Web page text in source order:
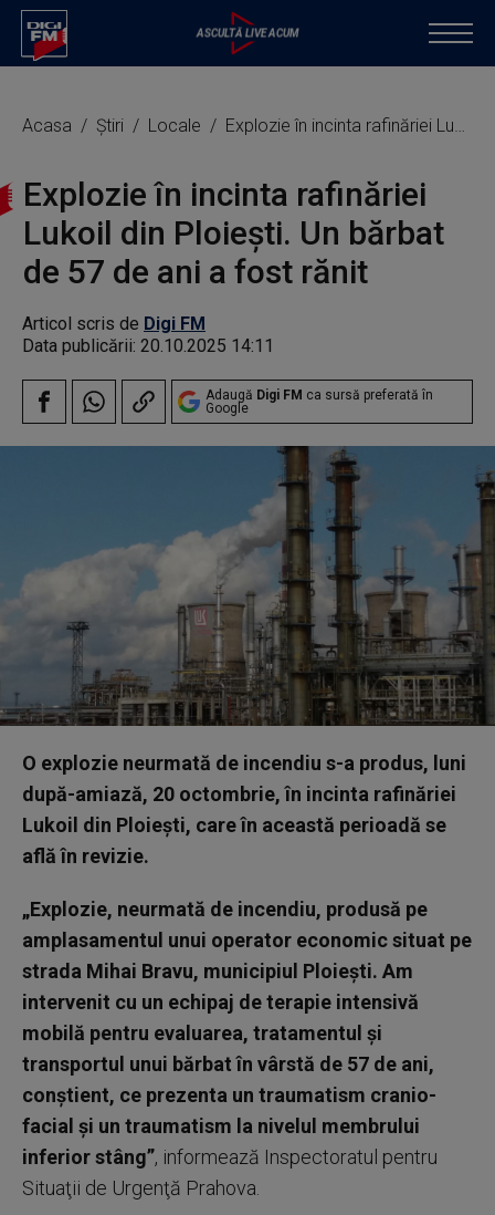
Acasa Știri Locale Explozie în incinta rafinăriei Lukoil din Ploieşti. Un bărbat de 57 de ani a fost rănit
Explozie în incinta rafinăriei
Lukoil din Ploieşti. Un bărbat
de 57 de ani a fost rănit
Articol scris de Digi FM
Data publicării: 20.10.2025 14:11
Adaugă Digi FM ca sursă preferată în
Google
O explozie neurmată de incendiu s-a produs, luni
după-amiază, 20 octombrie, în incinta rafinăriei
Lukoil din Ploieşti, care în această perioadă se
află în revizie.
„Explozie, neurmată de incendiu, produsă pe
amplasamentul unui operator economic situat pe
strada Mihai Bravu, municipiul Ploieşti. Am
intervenit cu un echipaj de terapie intensivă
mobilă pentru evaluarea, tratamentul şi
transportul unui bărbat în vârstă de 57 de ani,
conştient, ce prezenta un traumatism cranio-
facial şi un traumatism la nivelul membrului
inferior stâng”, informează Inspectoratul pentru
Situaţii de Urgenţă Prahova.